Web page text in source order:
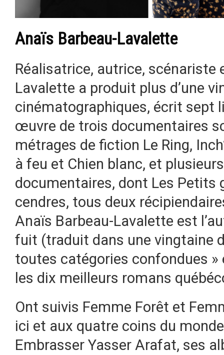
Anaïs Barbeau-Lavalette
Réalisatrice, autrice,
Lavalette a produit plus d’une
cinématographiques, écrit sept
œuvre de trois documentaires
métrages de fiction Le Ring,
à feu et Chien blanc, et
documentaires, dont Les Petits
cendres, tous deux
Anaïs Barbeau-Lavalette est
fuit (traduit dans une vingtaine
toutes catégories confondues
les dix meilleurs romans
Ont suivis Femme Forêt et
ici et aux quatre coins du
Embrasser Yasser Arafat, ses